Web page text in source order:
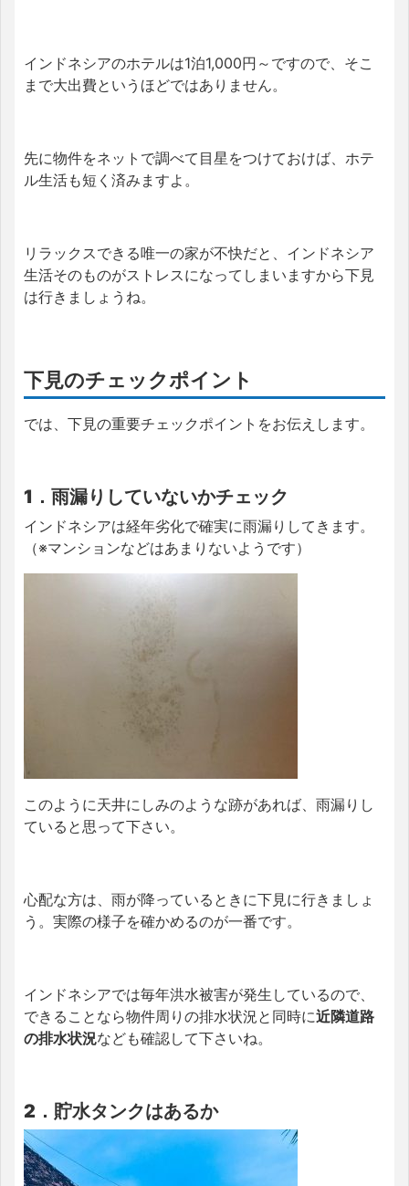
インドネシアのホテルは1泊1,000円～ですので、そこ
まで大出費というほどではありません。
先に物件をネットで調べて目星をつけておけば、ホテ
ル生活も短く済みますよ。
リラックスできる唯一の家が不快だと、インドネシア
生活そのものがストレスになってしまいますから下見
は行きましょうね。
下見のチェックポイント
では、下見の重要チェックポイントをお伝えします。
1．雨漏りしていないかチェック
インドネシアは経年劣化で確実に雨漏りしてきます。
（※マンションなどはあまりないようです）
このように天井にしみのような跡があれば、雨漏りし
ていると思って下さい。
心配な方は、雨が降っているときに下見に行きましょ
う。実際の様子を確かめるのが一番です。
インドネシアでは毎年洪水被害が発生しているので、
できることなら物件周りの排水状況と同時に近隣道路
の排水状況なども確認して下さいね。
2．貯水タンクはあるか